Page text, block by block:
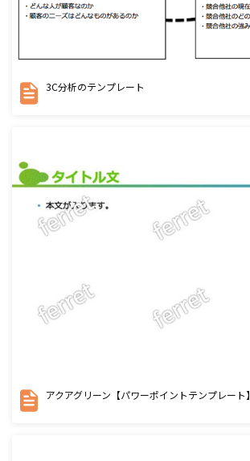
3C分析のテンプレート
アクアグリーン【パワーポイントテンプレート】